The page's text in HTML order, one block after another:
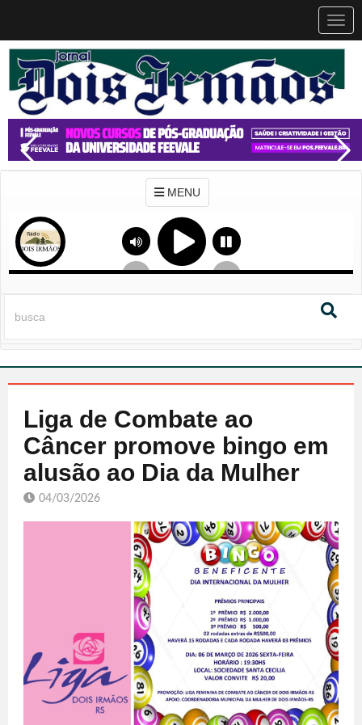
MENU
Liga de Combate ao
Câncer promove bingo em
alusão ao Dia da Mulher
04/03/2026